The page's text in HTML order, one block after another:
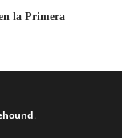
la Primera
.